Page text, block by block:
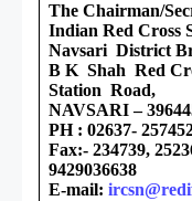
The Chairman/
Indian Red Cross
Navsari District
B K Shah Red
Station Road,
NAVSARI –
PH : 02637-
Fax:- 234739,
9429036638
E-mail: